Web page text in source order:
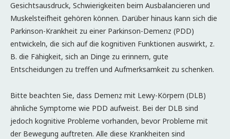
Gesichtsausdruck, Schwierigkeiten beim Ausbalancieren und
Muskelsteifheit gehören können. Darüber hinaus kann sich die
Parkinson-Krankheit zu einer Parkinson-Demenz (PDD)
entwickeln, die sich auf die kognitiven Funktionen auswirkt, z.
B. die Fähigkeit, sich an Dinge zu erinnern, gute
Entscheidungen zu treffen und Aufmerksamkeit zu schenken.
Bitte beachten Sie, dass Demenz mit Lewy-Körpern (DLB)
ähnliche Symptome wie PDD aufweist. Bei der DLB sind
jedoch kognitive Probleme vorhanden, bevor Probleme mit
der Bewegung auftreten. Alle diese Krankheiten sind